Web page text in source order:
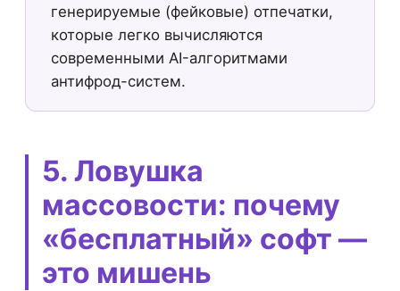
генерируемые (фейковые) отпечатки,
которые легко вычисляются
современными AI-алгоритмами
антифрод-систем.
5. Ловушка
массовости: почему
«бесплатный» софт —
это мишень